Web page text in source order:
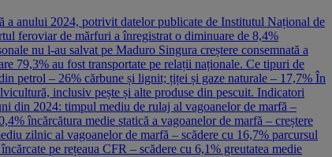
a anului 2024, potrivit datelor publicate de Institutul Național de
feroviar de mărfuri a înregistrat o diminuare de 8,4%
nu l-au salvat pe Maduro Singura creștere consemnată a
79,3% au fost transportate pe relații naționale. Ce tipuri de
petrol – 26% cărbune și lignit; țiței și gaze naturale – 17,7% În
inclusiv pește și alte produse din pescuit. Indicatori
din 2024: timpul mediu de rulaj al vagoanelor de marfă –
încărcătura medie statică a vagoanelor de marfă – creștere
zilnic al vagoanelor de marfă – scădere cu 16,7% parcursul
pe rețeaua CFR – scădere cu 6,1% greutatea medie